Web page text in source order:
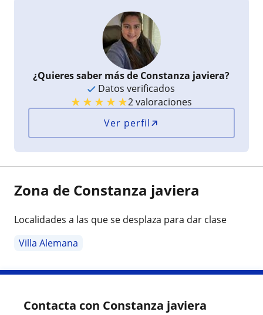
¿Quieres saber más de Constanza javiera?
Datos verificados
★★★★★2 valoraciones
Ver perfil
Zona de Constanza javiera
Localidades a las que se desplaza para dar clase
Villa Alemana
Contacta con Constanza javiera